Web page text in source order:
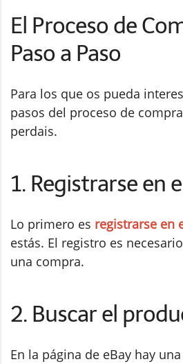
El Proceso de
Paso a Paso
Para los que os pueda
pasos del proceso de
perdais.
1. Registrarse en
Lo primero es registrarse en
estás. El registro es
una compra.
2. Buscar el
En la página de eBay hay